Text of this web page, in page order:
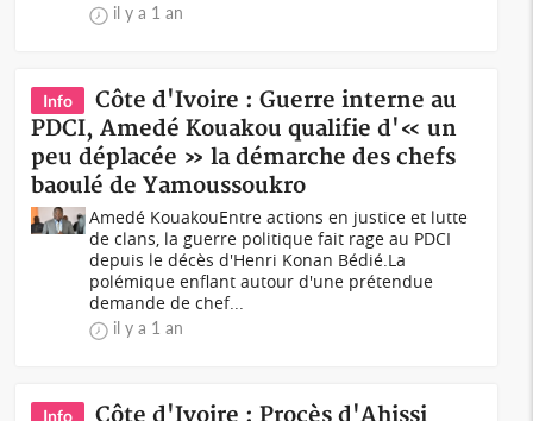
il y a 1 an
Info
Côte d'Ivoire : Guerre interne au
PDCI, Amedé Kouakou qualifie d'« un
peu déplacée » la démarche des chefs
baoulé de Yamoussoukro
Amedé KouakouEntre actions en justice et lutte
de clans, la guerre politique fait rage au PDCI
depuis le décès d'Henri Konan Bédié.La
polémique enflant autour d'une prétendue
demande de chef...
il y a 1 an
Info